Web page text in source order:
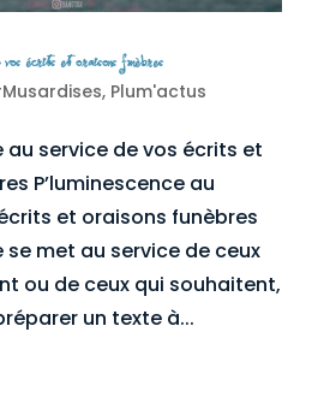
vos écrits et oraisons funèbres
, Plum'actus
au service de vos écrits et
P’luminescence au
et oraisons funèbres
se met au service de ceux
ou de ceux qui souhaitent,
un texte à...